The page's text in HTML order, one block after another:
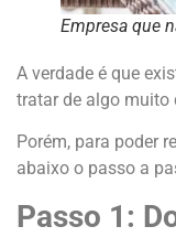
Empresa que
A verdade é que
tratar de algo muito
Porém, para poder
abaixo o passo a
Passo 1: